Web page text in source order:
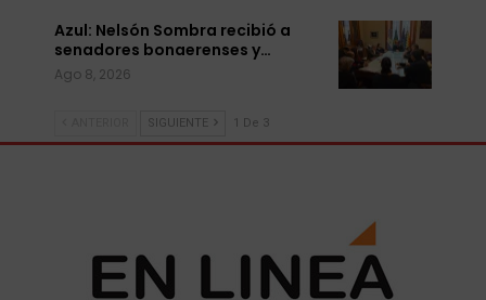
Azul: Nelsón Sombra recibió a
senadores bonaerenses y…
Ago 8, 2026
SIGUIENTE 1 De 3